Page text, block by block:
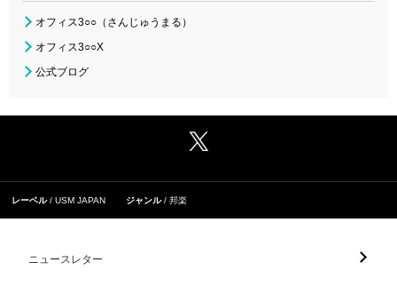
オフィス3○○（さんじゅうまる）
オフィス3○○X
公式ブログ
レーベル USM JAPAN ジャンル 邦楽
ニュースレター